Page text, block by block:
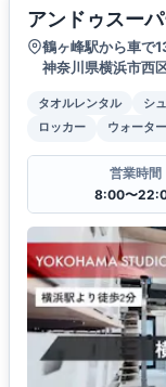
アンドゥスー
鶴ヶ峰駅から車で
神奈川県横浜市西
タオルレンタル シ
ロッカー
ウォータ
営業時間
8:00〜